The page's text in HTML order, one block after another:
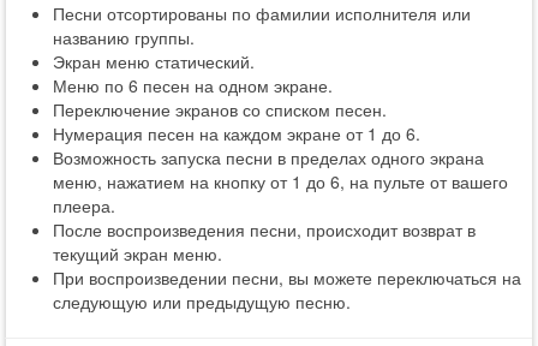
Песни отсортированы по фамилии исполнителя или
названию группы.
Экран меню статический.
Меню по 6 песен на одном экране.
Переключение экранов со списком песен.
Нумерация песен на каждом экране от 1 до 6.
Возможность запуска песни в пределах одного экрана
меню, нажатием на кнопку от 1 до 6, на пульте от вашего
плеера.
После воспроизведения песни, происходит возврат в
текущий экран меню.
При воспроизведении песни, вы можете переключаться на
следующую или предыдущую песню.